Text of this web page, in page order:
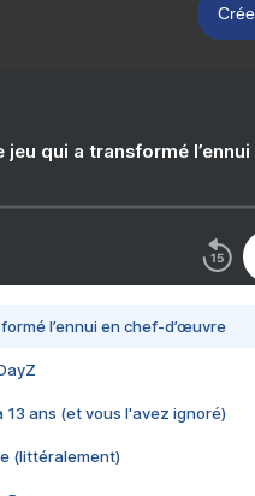
jeu qui a transformé
l’ennui en chef-d’œuvre
13 ans (et vous l'avez ignoré)
(littéralement)